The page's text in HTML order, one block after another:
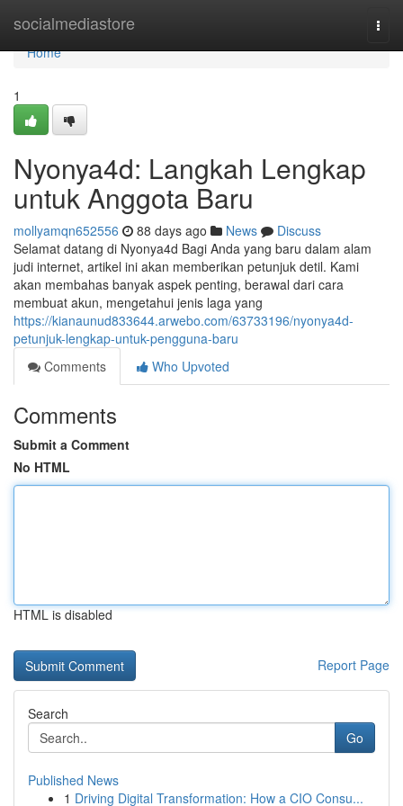
socialmediastore
Home
Home
1
Nyonya4d: Langkah Lengkap
untuk Anggota Baru
mollyamqn652556 88 days ago News
Discuss
Selamat datang di Nyonya4d Bagi Anda yang baru dalam alam
judi internet, artikel ini akan memberikan petunjuk detil. Kami
akan membahas banyak aspek penting, berawal dari cara
membuat akun, mengetahui jenis laga yang
https://kianaunud833644.arwebo.com/63733196/nyonya4d-
petunjuk-lengkap-untuk-pengguna-baru
Comments
Who Upvoted
Comments
Submit a Comment
No HTML
HTML is disabled
Report Page
Search
Go
Published News
1 Driving Digital Transformation: How a CIO Consu...